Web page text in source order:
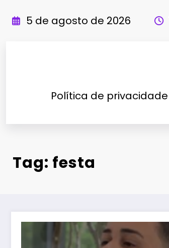
para
5 de agosto de 2026
Política de privacidade
Tag: festa